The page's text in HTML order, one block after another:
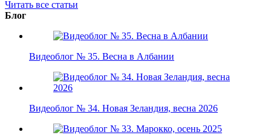
Читать все статьи
Блог
Видеоблог № 35. Весна в Албании
Видеоблог № 34. Новая Зеландия, весна 2026